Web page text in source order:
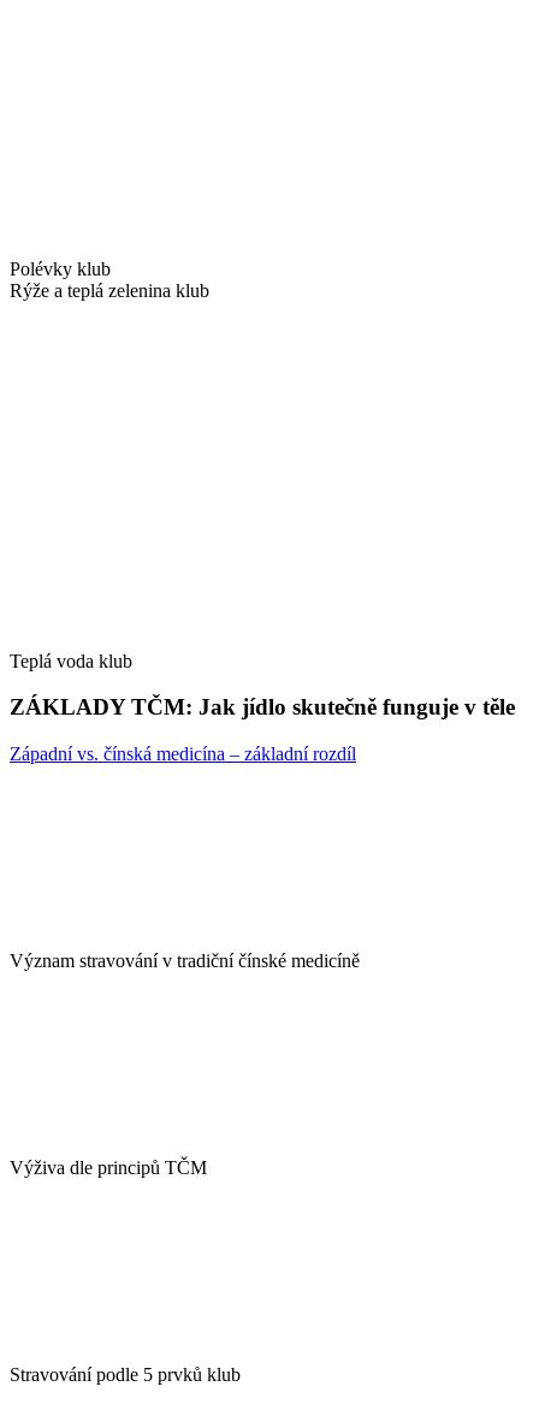
Polévky klub
Rýže a teplá zelenina klub
Teplá voda klub
ZÁKLADY TČM: Jak jídlo skutečně funguje v těle
Západní vs. čínská medicína – základní rozdíl
Význam stravování v tradiční čínské medicíně
Výživa dle principů TČM
Stravování podle 5 prvků klub